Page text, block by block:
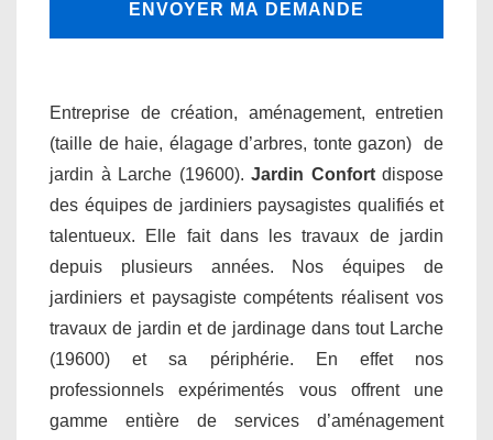
Entreprise de création, aménagement, entretien
(taille de haie, élagage d’arbres, tonte gazon) de
jardin à Larche (19600). Jardin Confortdispose
des équipes de jardiniers paysagistes qualifiés et
talentueux. Elle fait dans les travaux de jardin
depuis plusieurs années. Nos équipes de
jardiniers et paysagiste compétents réalisent vos
travaux de jardin et de jardinage dans tout Larche
(19600) et sa périphérie. En effet nos
professionnels expérimentés vous offrent une
gamme entière de services d’aménagement